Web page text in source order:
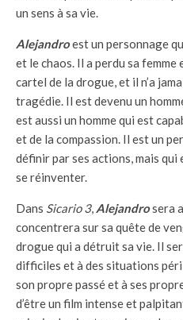
un sens à sa vie.
Alejandroest un personnage
et le chaos. Il a perdu sa
cartel de la drogue, et il n’a
tragédie. Il est devenu un
est aussi un homme qui est
et de la compassion. Il est un
définir par ses actions, mais qui
se réinventer.
Dans Sicario 3, Alejandrosera
concentrera sur sa quête de
drogue qui a détruit sa vie. Il
difficiles et à des situations
son propre passé et à ses
d’être un film intense et